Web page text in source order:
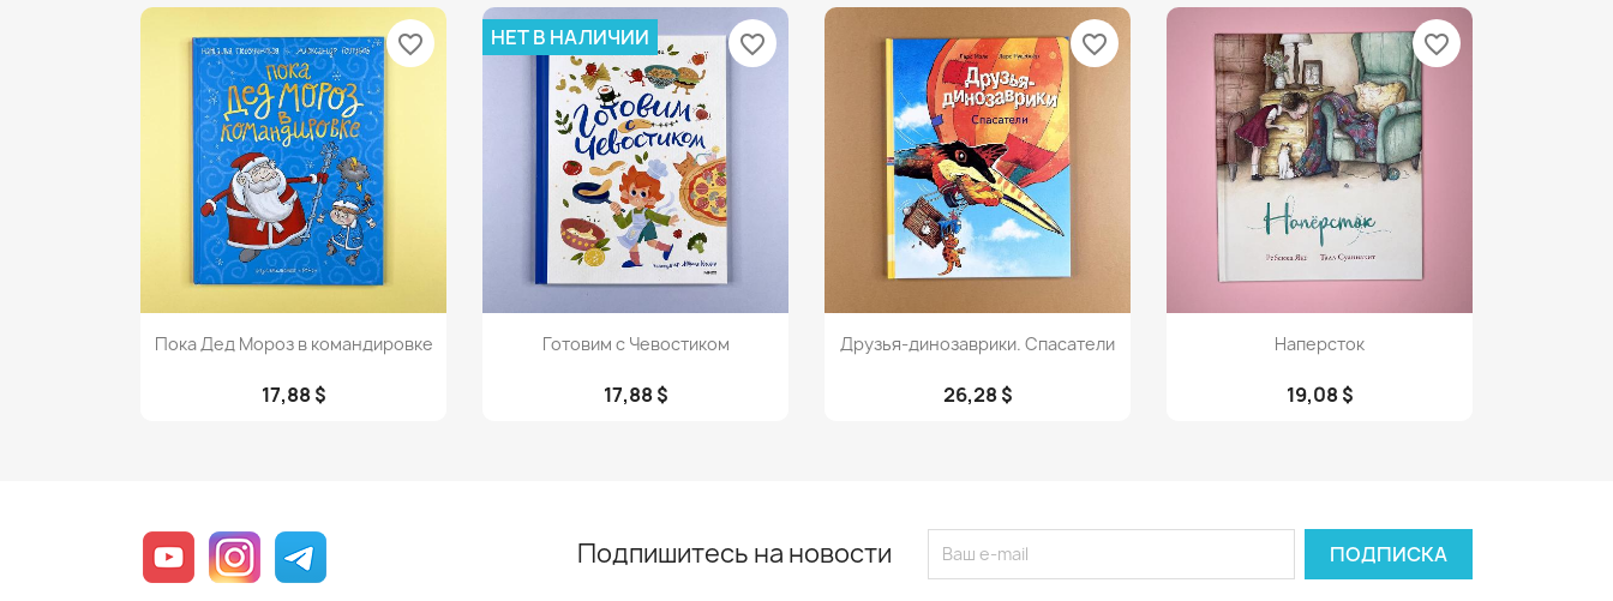
Просмотр
Пока Дед Мороз в командировке
17,88 $
favorite_border
Просмотр
Готовим с Чевостиком
17,88 $
НЕТ В НАЛИЧИИ favorite_border
Просмотр
Друзья-динозаврики. Спасатели
26,28 $
favorite_border
Просмотр
Наперсток
19,08 $
favorite_border
YouTube Instagram Подпишитесь на новости